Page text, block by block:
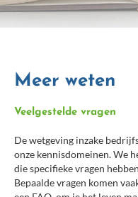
Meer weten
Veelgestelde vragen
De wetgeving inzake
onze kennisdomeinen. We
die specifieke vragen
Bepaalde vragen komen